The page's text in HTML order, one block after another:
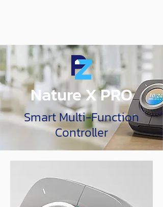
Nature X PRO
Smart Multi-Function
Controller